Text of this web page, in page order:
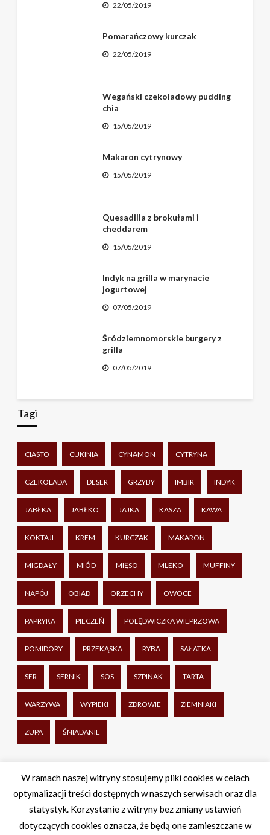
22/05/2019
Pomarańczowy kurczak
22/05/2019
Wegański czekoladowy pudding
chia
15/05/2019
Makaron cytrynowy
15/05/2019
Quesadilla z brokułami i
cheddarem
15/05/2019
Indyk na grilla w marynacie
jogurtowej
07/05/2019
Śródziemnomorskie burgery z
grilla
07/05/2019
Tagi
CIASTO CUKINIA CYNAMON CYTRYNA
CZEKOLADA DESER GRZYBY IMBIR INDYK
JABŁKA JABŁKO JAJKA KASZA KAWA
KOKTAJL KREM KURCZAK MAKARON
MIGDAŁY MIÓD MIĘSO MLEKO MUFFINY
NAPÓJ OBIAD ORZECHY OWOCE
PAPRYKA PIECZEŃ POLĘDWICZKA WIEPRZOWA
POMIDORY PRZEKĄSKA RYBA SAŁATKA
SER SERNIK SOS SZPINAK TARTA
WARZYWA WYPIEKI ZDROWIE ZIEMNIAKI
ZUPA ŚNIADANIE
Facebook
TwitterWhatsApp
Share
W ramach naszej witryny stosujemy pliki cookies w celach
optymalizacji treści dostępnych w naszych serwisach oraz dla
statystyk. Korzystanie z witryny bez zmiany ustawień
dotyczących cookies oznacza, że będą one zamieszczane w